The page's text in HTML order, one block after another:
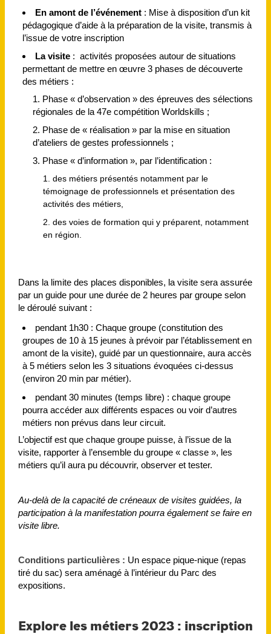
En amont de l’événement : Mise à disposition d’un kit
pédagogique d’aide à la préparation de la visite, transmis à
l’issue de votre inscription
La visite : activités proposées autour de situations
permettant de mettre en œuvre 3 phases de découverte
des métiers :
Phase « d’observation » des épreuves des sélections
régionales de la 47e compétition Worldskills ;
Phase de « réalisation » par la mise en situation
d’ateliers de gestes professionnels ;
Phase « d’information », par l’identification :
des métiers présentés notamment par le
témoignage de professionnels et présentation des
activités des métiers,
des voies de formation qui y préparent, notamment
en région.
Dans la limite des places disponibles, la visite sera assurée
par un guide pour une durée de 2 heures par groupe selon
le déroulé suivant :
pendant 1h30 : Chaque groupe (constitution des
groupes de 10 à 15 jeunes à prévoir par l’établissement en
amont de la visite), guidé par un questionnaire, aura accès
à 5 métiers selon les 3 situations évoquées ci-dessus
(environ 20 min par métier).
pendant 30 minutes (temps libre) : chaque groupe
pourra accéder aux différents espaces ou voir d’autres
métiers non prévus dans leur circuit.
L’objectif est que chaque groupe puisse, à l’issue de la
visite, rapporter à l’ensemble du groupe « classe », les
métiers qu’il aura pu découvrir, observer et tester.
Au-delà de la capacité de créneaux de visites guidées, la
participation à la manifestation pourra également se faire en
visite libre.
Conditions particulières : Un espace pique-nique (repas
tiré du sac) sera aménagé à l’intérieur du Parc des
expositions.
Explore les métiers 2023 : inscription